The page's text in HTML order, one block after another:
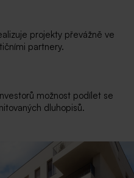
projekty převážně ve
partnery.
možnost podílet se
dluhopisů.